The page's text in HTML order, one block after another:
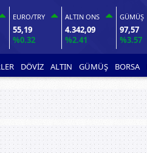
EURO/TRY
55,19
%0.32
ALTIN ONS
4.342,09
%2.41
GÜMÜŞ
97,57
%3.57
DÖVİZ ALTIN GÜMÜŞ BORSA